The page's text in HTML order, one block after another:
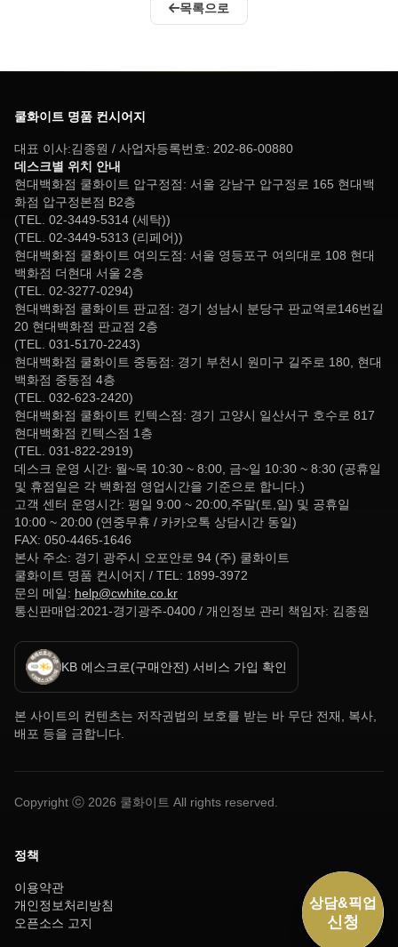
목록으로
쿨화이트 명품 컨시어지
대표 이사:김종원 / 사업자등록번호: 202-86-00880
데스크별 위치 안내
현대백화점 쿨화이트 압구정점: 서울 강남구 압구정로 165 현대백
화점 압구정본점 B2층
(TEL. 02-3449-5314 (세탁))
(TEL. 02-3449-5313 (리페어))
현대백화점 쿨화이트 여의도점: 서울 영등포구 여의대로 108 현대
백화점 더현대 서울 2층
(TEL. 02-3277-0294)
현대백화점 쿨화이트 판교점: 경기 성남시 분당구 판교역로146번길
20 현대백화점 판교점 2층
(TEL. 031-5170-2243)
현대백화점 쿨화이트 중동점: 경기 부천시 원미구 길주로 180, 현대
백화점 중동점 4층
(TEL. 032-623-2420)
현대백화점 쿨화이트 킨텍스점: 경기 고양시 일산서구 호수로 817
현대백화점 킨텍스점 1층
(TEL. 031-822-2919)
데스크 운영 시간: 월~목 10:30 ~ 8:00, 금~일 10:30 ~ 8:30 (공휴일
및 휴점일은 각 백화점 영업시간을 기준으로 합니다.)
고객 센터 운영시간: 평일 9:00 ~ 20:00,주말(토,일) 및 공휴일
10:00 ~ 20:00 (연중무휴 / 카카오톡 상담시간 동일)
FAX: 050-4465-1646
본사 주소: 경기 광주시 오포안로 94 (주) 쿨화이트
쿨화이트 명품 컨시어지 / TEL: 1899-3972
문의 메일: help@cwhite.co.kr
통신판매업:2021-경기광주-0400 / 개인정보 관리 책임자: 김종원
KB 에스크로(구매안전) 서비스 가입 확인
본 사이트의 컨텐츠는 저작권법의 보호를 받는 바 무단 전재, 복사,
배포 등을 금합니다.
Copyright ⓒ 2026 쿨화이트 All rights reserved.
정책
이용약관
개인정보처리방침
오픈소스 고지